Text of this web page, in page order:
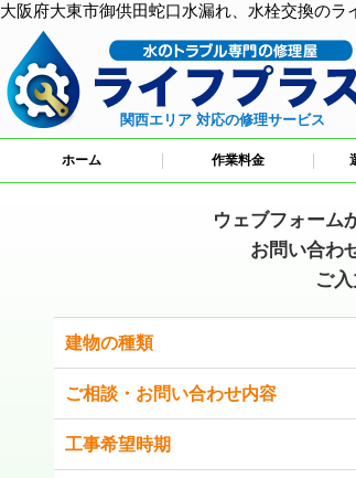
大阪府大東市御供田蛇口水漏れ、水栓交換のラ
関西エリア 対応の修理サービス
ホーム 作業料金
ウェブフォーム
お問い合わ
ご
建物の種類
ご相談・お問い合わせ内容
工事希望時期